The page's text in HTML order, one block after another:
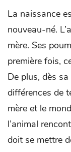
La naissance
nouveau-né.
mère. Ses
première fois,
De plus, dès
différences de
mère et le
l’animal
doit se mettre